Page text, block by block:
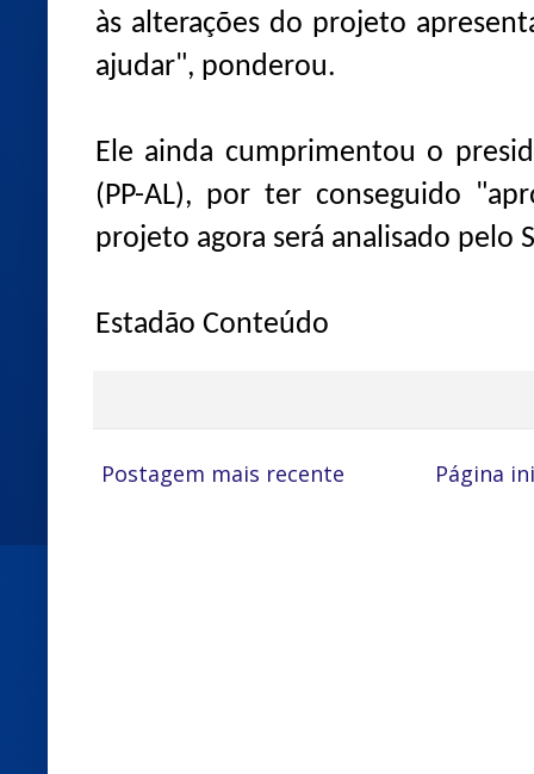
às alterações do projeto
ajudar", ponderou.
Ele ainda cumprimentou o
(PP-AL), por ter conseguido
projeto agora será analisado pelo
Estadão Conteúdo
Postagem mais recente Página